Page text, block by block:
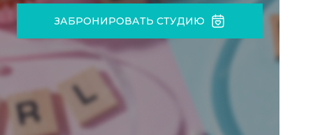
ЗАБРОНИРОВАТЬ СТУДИЮ